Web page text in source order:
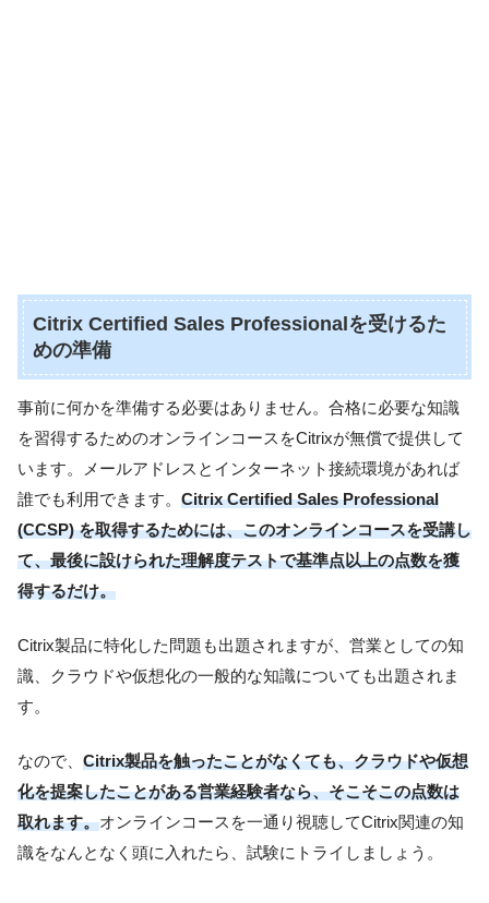
Citrix Certified Sales Professionalを受けるた
めの準備
事前に何かを準備する必要はありません。合格に必要な知識
を習得するためのオンラインコースをCitrixが無償で提供して
います。メールアドレスとインターネット接続環境があれば
誰でも利用できます。 Citrix Certified Sales Professional
(CCSP) を取得するためには、このオンラインコースを受講し
て、最後に設けられた理解度テストで基準点以上の点数を獲
得するだけ。
Citrix製品に特化した問題も出題されますが、営業としての知
識、クラウドや仮想化の一般的な知識についても出題されま
す。
なので、 Citrix製品を触ったことがなくても、クラウドや仮想
化を提案したことがある営業経験者なら、そこそこの点数は
取れます。オンラインコースを一通り視聴してCitrix関連の知
識をなんとなく頭に入れたら、試験にトライしましょう。